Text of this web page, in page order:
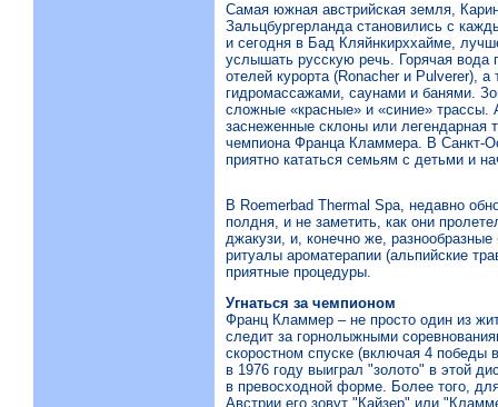
Самая южная австрийская земля,
Зальцбургерланда становились с
и сегодня в Бад Кляйнкирххайме,
услышать русскую речь. Горячая вода
отелей курорта (Ronacher и Pulverer),
гидромассажами, саунами и банями.
сложные «красные» и «синие» трассы.
заснеженные склоны или легендарная
чемпиона Франца Кламмера. В Санкт-
приятно кататься семьям с детьми и
В Roemerbad Thermal Spa, недавно
полдня, и не заметить, как они
джакузи, и, конечно же,
ритуалы ароматерапии (альпийские
приятные процедуры.
Угнаться за чемпионом
Франц Кламмер – не просто один из
следит за горнолыжными
скоростном спуске (включая 4 победы
в 1976 году выиграл "золото" в этой
в превосходной форме. Более того,
Австрии его зовут "Кайзер" или